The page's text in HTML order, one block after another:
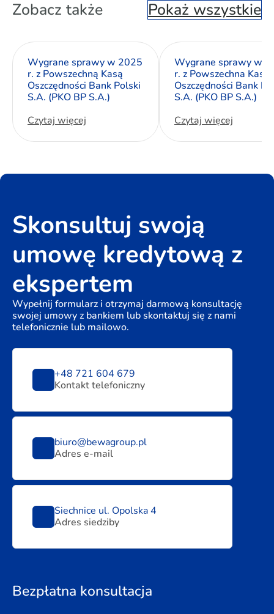
Zobacz także Pokaż wszystkie
Wygrane sprawy w 2025
r. z Powszechną Kasą
Oszczędności Bank Polski
S.A. (PKO BP S.A.)
Czytaj więcej
Wygrane sprawy w
r. z Powszechna Kasa
Oszczędności Bank
S.A. (PKO BP S.A.)
Czytaj więcej
Skonsultuj swoją
umowę kredytową z
ekspertem
Wypełnij formularz i otrzymaj darmową konsultację
swojej umowy z bankiem lub skontaktuj się z nami
telefonicznie lub mailowo.
+48 721 604 679
Kontakt telefoniczny
biuro@bewagroup.pl
Adres e-mail
Siechnice ul. Opolska 4
Adres siedziby
Bezpłatna konsultacja